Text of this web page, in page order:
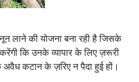
लाने की योजना बना रही है जिसके
कि उनके व्यापार के लिए ज़रूरी
कटान के ज़रिए न पैदा हुई हों।